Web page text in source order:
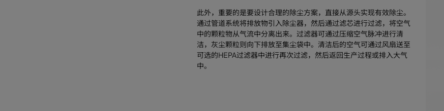
此外，重要的是要设计合理的除尘方案，直接从源头实现有效除尘。
通过管道系统将排放物引入除尘器，然后通过滤芯进行过滤，将空气
中的颗粒物从气流中分离出来。过滤器可通过压缩空气脉冲进行清
洁，灰尘颗粒则向下排放至集尘袋中。清洁后的空气可通过风扇送至
可选的HEPA过滤器中进行再次过滤，然后返回生产过程或排入大气
中。